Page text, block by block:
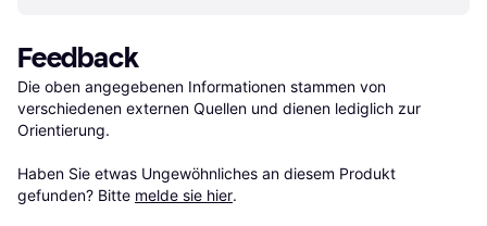
Feedback
Die oben angegebenen Informationen stammen von
verschiedenen externen Quellen und dienen lediglich zur
Orientierung.
Haben Sie etwas Ungewöhnliches an diesem Produkt
gefunden? Bitte melde sie hier.